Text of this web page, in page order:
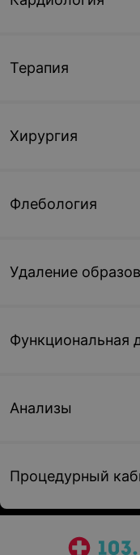
Терапия
Хирургия
Флебология
Удаление
Функциональная
Анализы
Процедурный